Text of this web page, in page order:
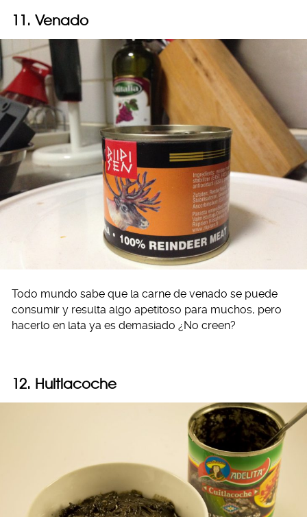
11. Venado
Todo mundo sabe que la carne de venado se puede
consumir y resulta algo apetitoso para muchos, pero
hacerlo en lata ya es demasiado ¿No creen?
12. Huitlacoche